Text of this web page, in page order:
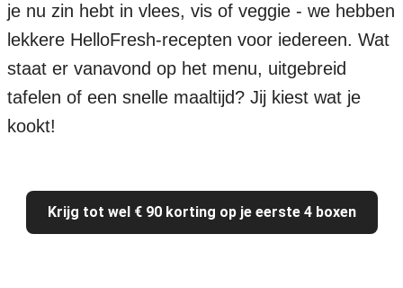
je nu zin hebt in vlees, vis of veggie - we hebben
lekkere HelloFresh-recepten voor iedereen. Wat
staat er vanavond op het menu, uitgebreid
tafelen of een snelle maaltijd? Jij kiest wat je
kookt!
Krijg tot wel € 90 korting op je eerste 4 boxen